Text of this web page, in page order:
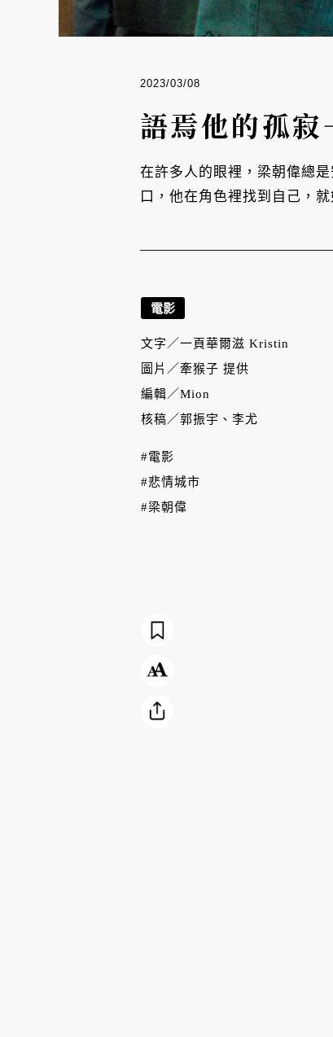
2023/03/08
語焉他的孤
在許多人的眼裡，梁朝偉總
口，他在角色裡找到自己，
電影
文字／一頁華爾滋 Kristin
圖片／ 牽猴子 提供
編輯／Mion
核稿／郭振宇、李尤
#電影
#悲情城市
#梁朝偉